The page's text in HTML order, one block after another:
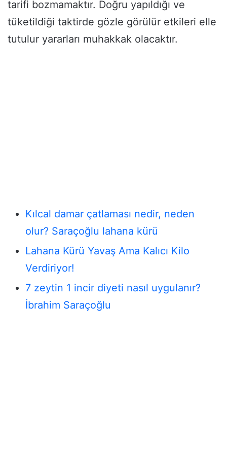
tarifi bozmamaktır. Doğru yapıldığı ve
tüketildiği taktirde gözle görülür etkileri elle
tutulur yararları muhakkak olacaktır.
Kılcal damar çatlaması nedir, neden
olur? Saraçoğlu lahana kürü
Lahana Kürü Yavaş Ama Kalıcı Kilo
Verdiriyor!
7 zeytin 1 incir diyeti nasıl uygulanır?
İbrahim Saraçoğlu